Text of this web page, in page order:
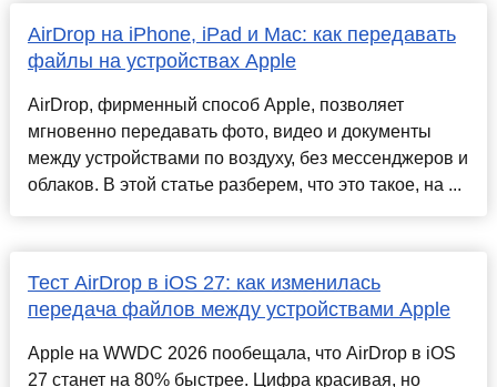
AirDrop на iPhone, iPad и Mac: как передавать
файлы на устройствах Apple
AirDrop, фирменный способ Apple, позволяет
мгновенно передавать фото, видео и документы
между устройствами по воздуху, без мессенджеров и
облаков. В этой статье разберем, что это такое, на ...
Тест AirDrop в iOS 27: как изменилась
передача файлов между устройствами Apple
Apple на WWDC 2026 пообещала, что AirDrop в iOS
27 станет на 80% быстрее. Цифра красивая, но